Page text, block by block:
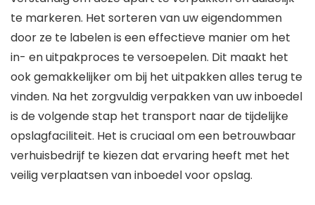
te markeren. Het sorteren van uw eigendommen
door ze te labelen is een effectieve manier om het
in- en uitpakproces te versoepelen. Dit maakt het
ook gemakkelijker om bij het uitpakken alles terug te
vinden. Na het zorgvuldig verpakken van uw inboedel
is de volgende stap het transport naar de tijdelijke
opslagfaciliteit. Het is cruciaal om een betrouwbaar
verhuisbedrijf te kiezen dat ervaring heeft met het
veilig verplaatsen van inboedel voor opslag.